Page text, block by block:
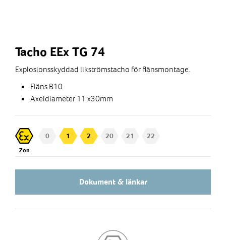
Tacho EEx TG 74
Explosionsskyddad likströmstacho för flänsmontage.
Fläns B10
Axeldiameter 11 x30mm
Zon
0 1 2 20 21 22
Dokument & länkar